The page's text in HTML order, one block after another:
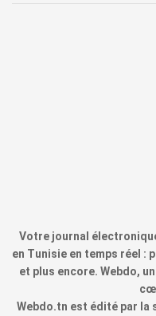
Votre journal
en Tunisie en temps réel :
et plus encore. Webdo,
Webdo.tn est édité par la